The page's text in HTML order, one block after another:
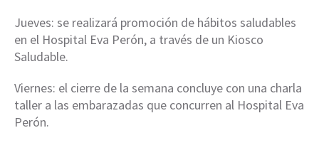
Jueves: se realizará promoción de hábitos saludables
en el Hospital Eva Perón, a través de un Kiosco
Saludable.
Viernes: el cierre de la semana concluye con una charla
taller a las embarazadas que concurren al Hospital Eva
Perón.